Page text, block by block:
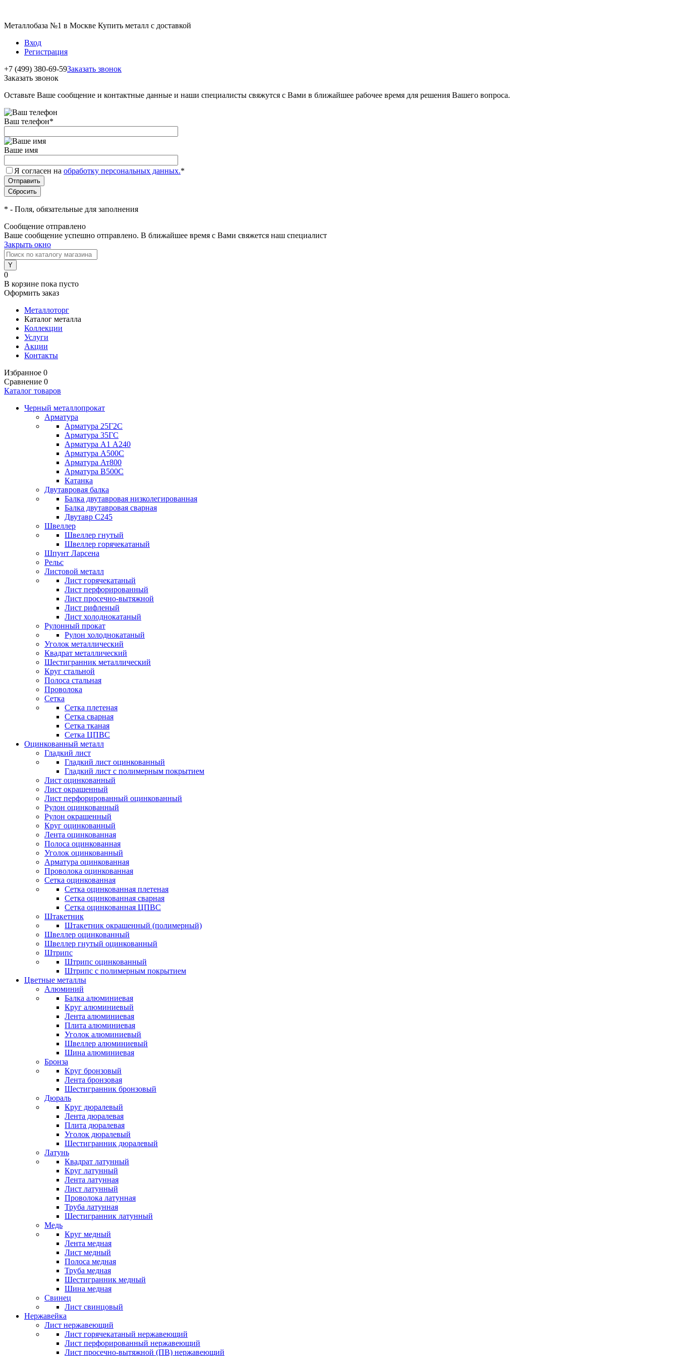
Металлобаза №1 в Москве Купить металл с доставкой
Вход
Регистрация
+7 (499) 380-69-59Заказать звонок
Заказать звонок
Оставьте Ваше сообщение и контактные данные и наши специалисты свяжутся с Вами в ближайшее рабочее время для решения Вашего вопроса.
Ваш телефон*
Ваше имя
Я согласен на обработку персональных данных.*
* - Поля, обязательные для заполнения
Сообщение отправлено
Ваше сообщение успешно отправлено. В ближайшее время с Вами свяжется наш специалист
Закрыть окно
0
В корзине пока пусто
Оформить заказ
Металлоторг
Каталог металла
Коллекции
Услуги
Акции
Контакты
Избранное 0
Сравнение 0
Каталог товаров
Черный металлопрокат
Арматура
Арматура 25Г2С
Арматура 35ГС
Арматура А1 А240
Арматура А500С
Арматура Ат800
Арматура В500С
Катанка
Двутавровая балка
Балка двутавровая низколегированная
Балка двутавровая сварная
Двутавр С245
Швеллер
Швеллер гнутый
Швеллер горячекатаный
Шпунт Ларсена
Рельс
Листовой металл
Лист горячекатаный
Лист перфорированный
Лист просечно-вытяжной
Лист рифленый
Лист холоднокатаный
Рулонный прокат
Рулон холоднокатаный
Уголок металлический
Квадрат металлический
Шестигранник металлический
Круг стальной
Полоса стальная
Проволока
Сетка
Сетка плетеная
Сетка сварная
Сетка тканая
Сетка ЦПВС
Оцинкованный металл
Гладкий лист
Гладкий лист оцинкованный
Гладкий лист с полимерным покрытием
Лист оцинкованный
Лист окрашенный
Лист перфорированный оцинкованный
Рулон оцинкованный
Рулон окрашенный
Круг оцинкованный
Лента оцинкованная
Полоса оцинкованная
Уголок оцинкованный
Арматура оцинкованная
Проволока оцинкованная
Сетка оцинкованная
Сетка оцинкованная плетеная
Сетка оцинкованная сварная
Сетка оцинкованная ЦПВС
Штакетник
Штакетник окрашенный (полимерный)
Швеллер оцинкованный
Швеллер гнутый оцинкованный
Штрипс
Штрипс оцинкованный
Штрипс с полимерным покрытием
Цветные металлы
Алюминий
Балка алюминиевая
Круг алюминиевый
Лента алюминиевая
Плита алюминиевая
Уголок алюминиевый
Швеллер алюминиевый
Шина алюминиевая
Бронза
Круг бронзовый
Лента бронзовая
Шестигранник бронзовый
Дюраль
Круг дюралевый
Лента дюралевая
Плита дюралевая
Уголок дюралевый
Шестигранник дюралевый
Латунь
Квадрат латунный
Круг латунный
Лента латунная
Лист латунный
Проволока латунная
Труба латунная
Шестигранник латунный
Медь
Круг медный
Лента медная
Лист медный
Полоса медная
Труба медная
Шестигранник медный
Шина медная
Свинец
Лист свинцовый
Нержавейка
Лист нержавеющий
Лист горячекатаный нержавеющий
Лист перфорированный нержавеющий
Лист просечно-вытяжной (ПВ) нержавеющий